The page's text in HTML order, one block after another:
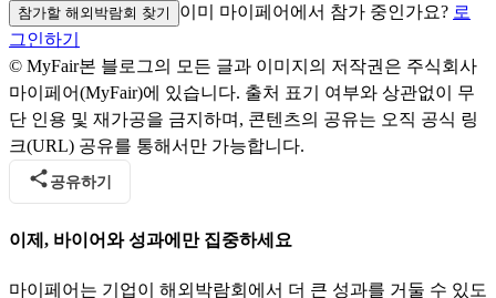
참가할 해외박람회 찾기 이미 마이페어에서 참가 중인가요? 로
그인하기
© MyFair본 블로그의 모든 글과 이미지의 저작권은 주식회사
마이페어(MyFair)에 있습니다. 출처 표기 여부와 상관없이 무
단 인용 및 재가공을 금지하며, 콘텐츠의 공유는 오직 공식 링
크(URL) 공유를 통해서만 가능합니다.
공유하기
이제, 바이어와 성과에만 집중하세요
마이페어는 기업이 해외박람회에서 더 큰 성과를 거둘 수 있도